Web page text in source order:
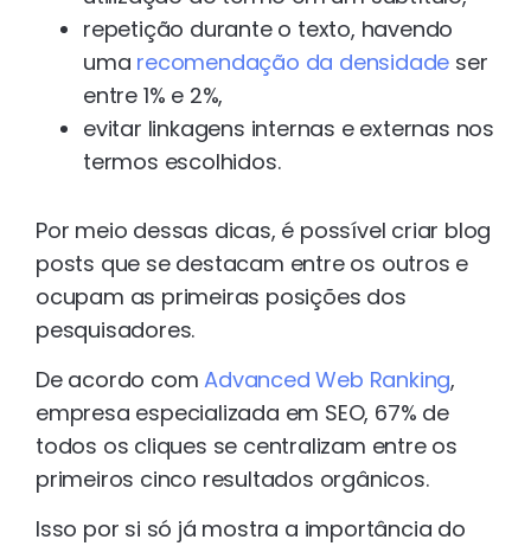
repetição durante o texto, havendo
uma recomendação da densidade ser
entre 1% e 2%,
evitar linkagens internas e externas nos
termos escolhidos.
Por meio dessas dicas, é possível criar blog
posts que se destacam entre os outros e
ocupam as primeiras posições dos
pesquisadores.
De acordo comAdvanced Web Ranking,
empresa especializada em SEO, 67% de
todos os cliques se centralizam entre os
primeiros cinco resultados orgânicos.
Isso por si só já mostra a importância do